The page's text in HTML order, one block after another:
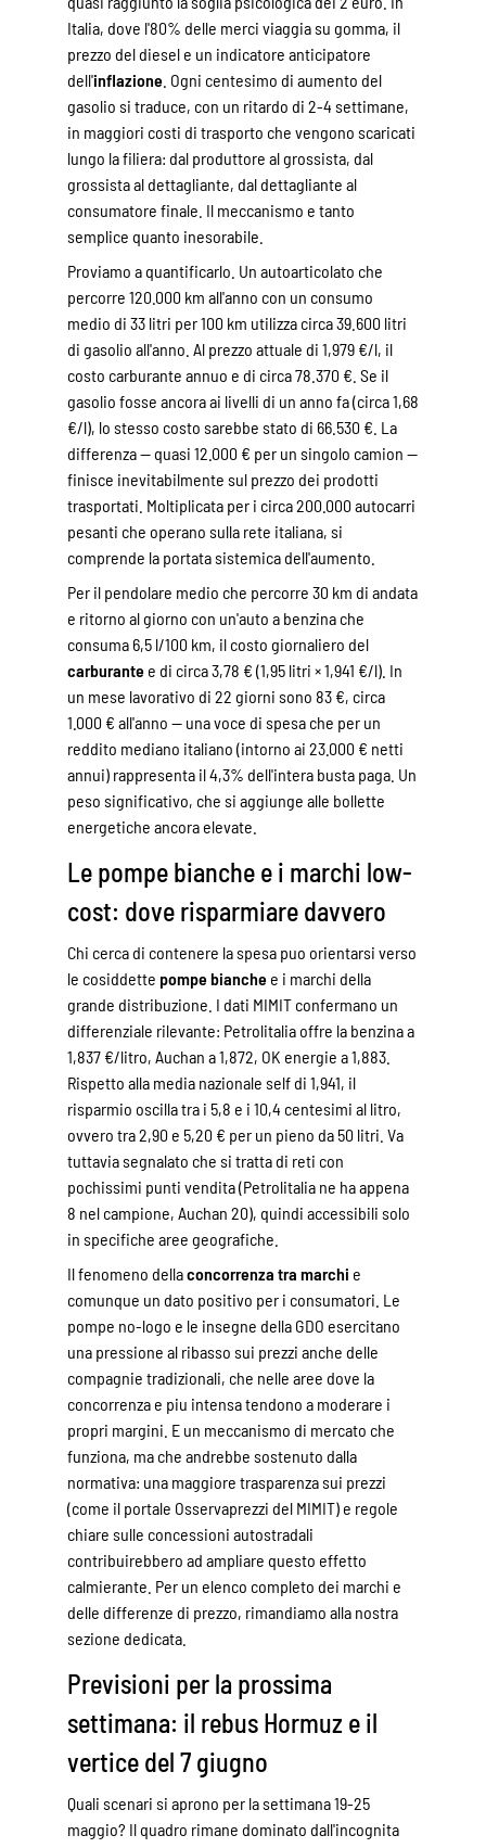
Italia, dove l'80% delle merci viaggia su gomma, il
prezzo del diesel e un indicatore anticipatore
dell'inflazione . Ogni centesimo di aumento del
gasolio si traduce, con un ritardo di 2-4 settimane,
in maggiori costi di trasporto che vengono scaricati
lungo la filiera: dal produttore al grossista, dal
grossista al dettagliante, dal dettagliante al
consumatore finale. Il meccanismo e tanto
semplice quanto inesorabile.
Proviamo a quantificarlo. Un autoarticolato che
percorre 120.000 km all'anno con un consumo
medio di 33 litri per 100 km utilizza circa 39.600 litri
di gasolio all'anno. Al prezzo attuale di 1,979 €/l, il
costo carburante annuo e di circa 78.370 €. Se il
gasolio fosse ancora ai livelli di un anno fa (circa 1,68
€/l), lo stesso costo sarebbe stato di 66.530 €. La
differenza — quasi 12.000 € per un singolo camion —
finisce inevitabilmente sul prezzo dei prodotti
trasportati. Moltiplicata per i circa 200.000 autocarri
pesanti che operano sulla rete italiana, si
comprende la portata sistemica dell'aumento.
Per il pendolare medio che percorre 30 km di andata
e ritorno al giorno con un'auto a benzina che
consuma 6,5 l/100 km, il costo giornaliero del
carburante e di circa 3,78 € (1,95 litri × 1,941 €/l). In
un mese lavorativo di 22 giorni sono 83 €, circa
1.000 € all'anno — una voce di spesa che per un
reddito mediano italiano (intorno ai 23.000 € netti
annui) rappresenta il 4,3% dell'intera busta paga. Un
peso significativo, che si aggiunge alle bollette
energetiche ancora elevate.
Le pompe bianche e i marchi low-
cost: dove risparmiare davvero
Chi cerca di contenere la spesa puo orientarsi verso
le cosiddette pompe bianche e i marchi della
grande distribuzione. I dati MIMIT confermano un
differenziale rilevante: Petrolitalia offre la benzina a
1,837 €/litro, Auchan a 1,872, OK energie a 1,883.
Rispetto alla media nazionale self di 1,941, il
risparmio oscilla tra i 5,8 e i 10,4 centesimi al litro,
ovvero tra 2,90 e 5,20 € per un pieno da 50 litri. Va
tuttavia segnalato che si tratta di reti con
pochissimi punti vendita (Petrolitalia ne ha appena
8 nel campione, Auchan 20), quindi accessibili solo
in specifiche aree geografiche.
Il fenomeno dellaconcorrenza tra marchi e
comunque un dato positivo per i consumatori. Le
pompe no-logo e le insegne della GDO esercitano
una pressione al ribasso sui prezzi anche delle
compagnie tradizionali, che nelle aree dove la
concorrenza e piu intensa tendono a moderare i
propri margini. E un meccanismo di mercato che
funziona, ma che andrebbe sostenuto dalla
normativa: una maggiore trasparenza sui prezzi
(come il portale Osservaprezzi del MIMIT) e regole
chiare sulle concessioni autostradali
contribuirebbero ad ampliare questo effetto
calmierante. Per un elenco completo dei marchi e
delle differenze di prezzo, rimandiamo alla nostra
sezione dedicata.
Previsioni per la prossima
settimana: il rebus Hormuz e il
vertice del 7 giugno
Quali scenari si aprono per la settimana 19-25
maggio? Il quadro rimane dominato dall'incognita